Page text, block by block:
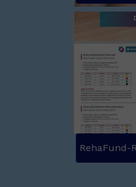
RehaFund-